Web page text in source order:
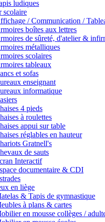
ludiques
scolaire
/ Communication /
boîtes aux lettres
de sûreté, d'atelier &
métalliques
scolaires
tableaux
et sofas
enseignant
informatique
4 pieds
à roulettes
appui sur table
réglables en hauteur
Gratnell's
de sauts
Interactif
documentaire & CDI
en liège
& Tapis de gymnastique
à plans & cartes
en mousse collèges /